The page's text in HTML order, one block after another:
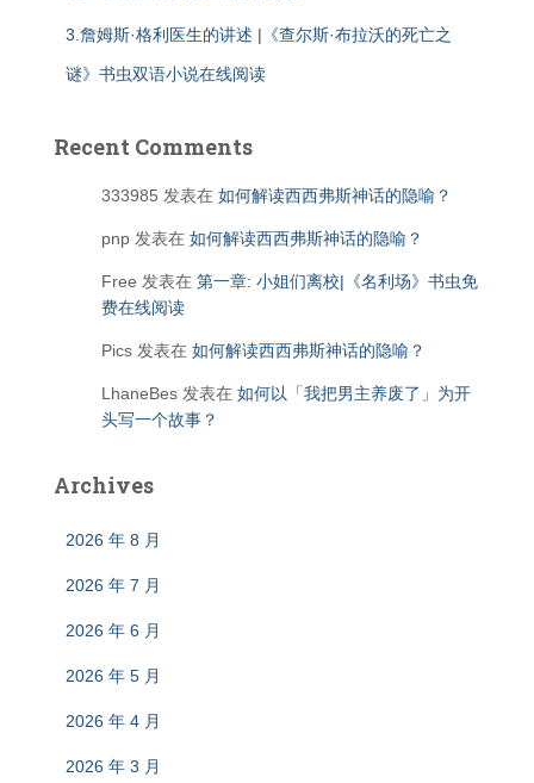
3.詹姆斯·格利医生的讲述 |《查尔斯·布拉沃的死亡之
谜》书虫双语小说在线阅读
Recent Comments
333985 发表在 如何解读西西弗斯神话的隐喻？
pnp 发表在 如何解读西西弗斯神话的隐喻？
Free 发表在 第一章: 小姐们离校|《名利场》书虫免
费在线阅读
Pics 发表在 如何解读西西弗斯神话的隐喻？
LhaneBes 发表在 如何以「我把男主养废了」为开
头写一个故事？
Archives
2026 年 8 月
2026 年 7 月
2026 年 6 月
2026 年 5 月
2026 年 4 月
2026 年 3 月